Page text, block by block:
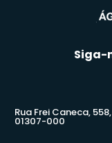
Siga-
Rua Frei Caneca,
01307-000